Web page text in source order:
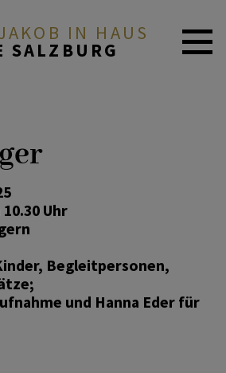
IN HAUS
SALZBURG
TEAM
FEIERN
& ANGEBOTE
Uhr
Begleitpersonen,
und Hanna Eder für